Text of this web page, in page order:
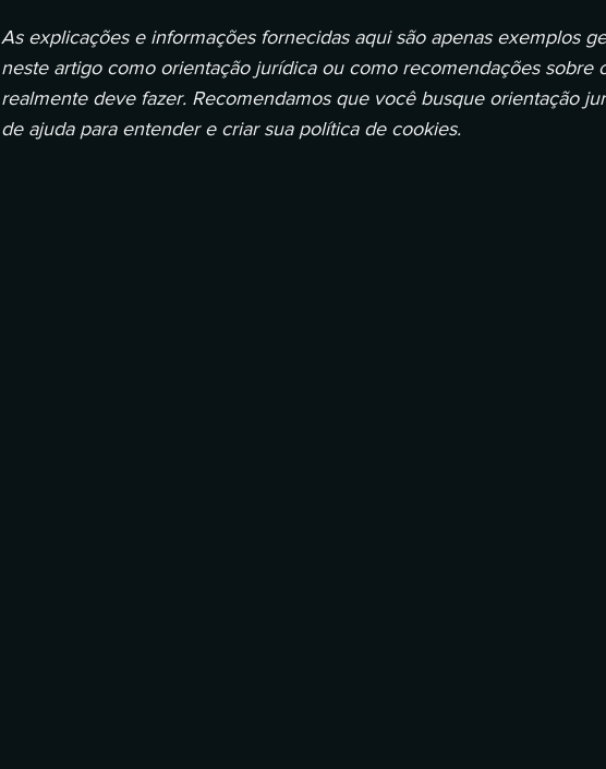
As explicações e informações fornecidas aqui são apenas exemplos
neste artigo como orientação jurídica ou como recomendações sobre
realmente deve fazer. Recomendamos que você busque orientação
de ajuda para entender e criar sua política de cookies.